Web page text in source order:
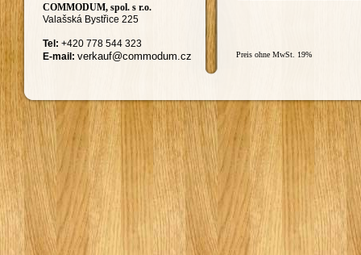
Preis ohne MwSt. 19%
COMMODUM, spol. s r.o.
Valašská Bystřice 225
Tel: +420 778 544 323
E-mail: verkauf@commodum.cz